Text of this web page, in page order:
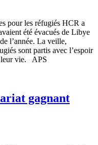
pour les réfugiés HCR a
été évacués de Libye
l’année. La veille,
sont partis avec l’espoir
leur vie. APS
gagnant